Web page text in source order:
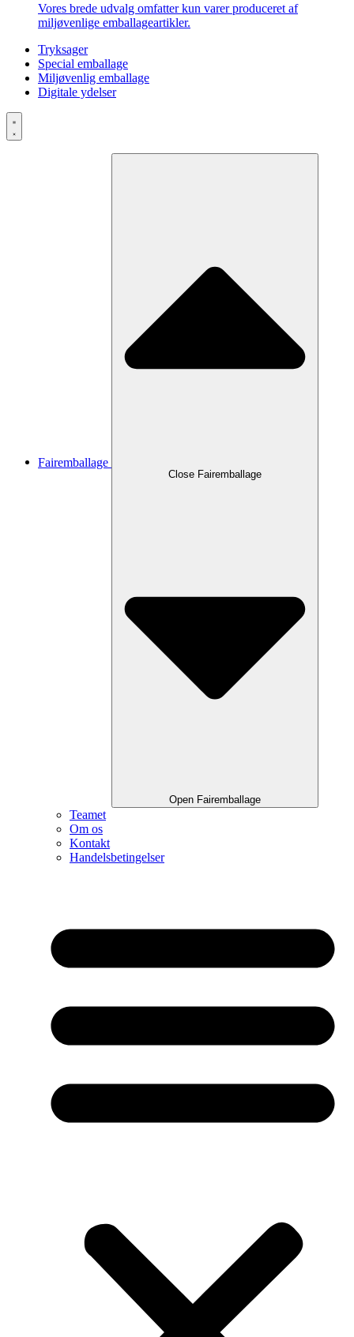
Vores brede udvalg omfatter kun varer produceret af
miljøvenlige emballageartikler.
Tryksager
Special emballage
Miljøvenlig emballage
Digitale ydelser
Fairemballage
Close Fairemballage
Open Fairemballage
Teamet
Om os
Kontakt
Handelsbetingelser